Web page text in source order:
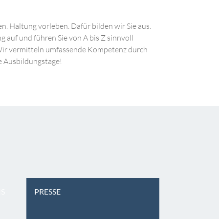
Haltung vorleben. Dafür bilden wir Sie aus.
auf und führen Sie von A bis Z sinnvoll
vermitteln umfassende Kompetenz durch
Ausbildungstage!
PRESSE